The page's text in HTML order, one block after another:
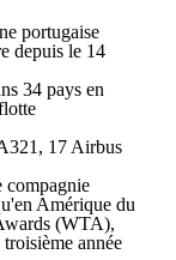
portugaise
depuis le 14
34 pays en
17 Airbus
compagnie
Amérique du
(WTA),
année